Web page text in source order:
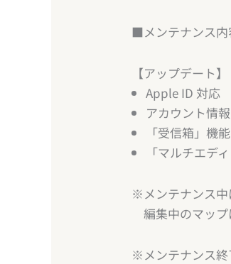
■メンテナンス内
【アップデート】
Apple ID 対応
アカウント情
「受信箱」機
「マルチエデ
※メンテナンス中
編集中のマップ
※メンテナンス終